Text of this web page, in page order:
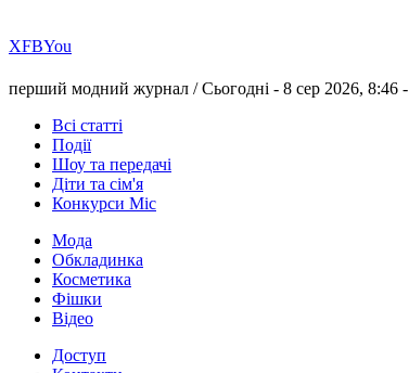
ХFBYou
перший модний журнал /Сьогодні - 8 сер 2026, 8:46 -
Всі статті
Події
Шоу та передачі
Діти та сім'я
Конкурси Міс
Мода
Обкладинка
Косметика
Фішки
Відео
Доступ